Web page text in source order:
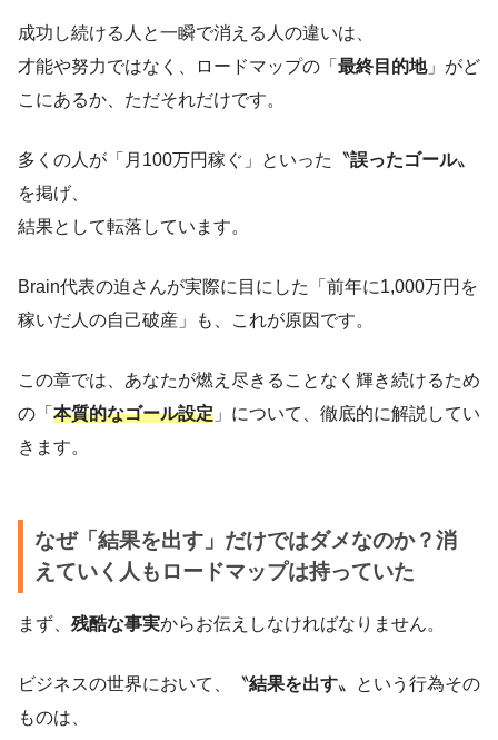
成功し続ける人と一瞬で消える人の違いは、
才能や努力ではなく、ロードマップの「 最終目的地」がど
こにあるか、ただそれだけです。
多くの人が「月100万円稼ぐ」といった〝誤ったゴール〟
を掲げ、
結果として転落しています。
Brain代表の迫さんが実際に目にした「前年に1,000万円を
稼いだ人の自己破産」も、これが原因です。
この章では、あなたが燃え尽きることなく輝き続けるため
の「 本質的なゴール設定 」について、徹底的に解説してい
きます。
なぜ「結果を出す」だけではダメなのか？消
えていく人もロードマップは持っていた
まず、 残酷な事実からお伝えしなければなりません。
ビジネスの世界において、〝結果を出す〟という行為その
ものは、